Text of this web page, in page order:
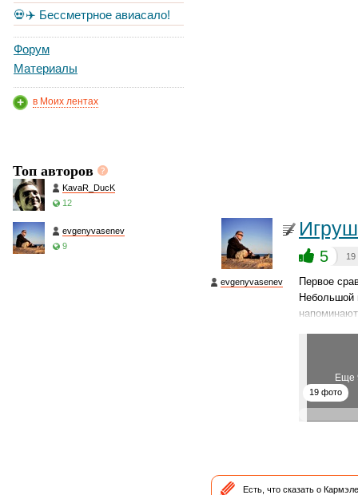
💀✈️ Бессметрное авиасало!
Форум
Материалы
в Моих лентах
Топ авторов
KavaR_DucK
12
evgenyvasenev
9
evgenyvasenev
5 19
Первое
Небольшой
Еще
19 фото
Есть, что сказать о